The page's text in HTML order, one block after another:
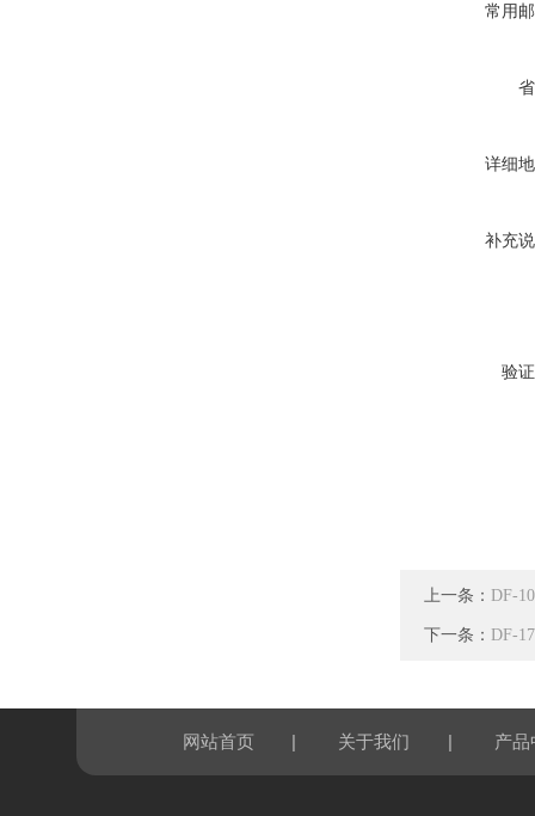
常用
详细
补充
验
上一条： DF-
下一条： DF-
网站首页 | 关于我们 | 产品